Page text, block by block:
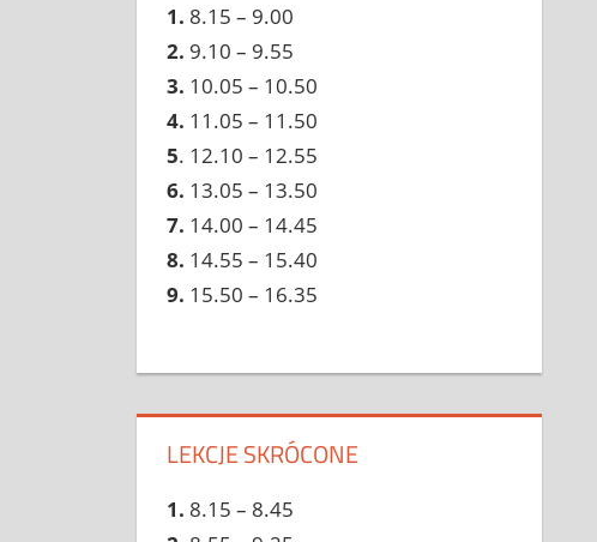
1. 8.15 – 9.00
2. 9.10 – 9.55
3. 10.05 – 10.50
4. 11.05 – 11.50
5. 12.10 – 12.55
6. 13.05 – 13.50
7. 14.00 – 14.45
8. 14.55 – 15.40
9. 15.50 – 16.35
LEKCJE SKRÓCONE
1. 8.15 – 8.45